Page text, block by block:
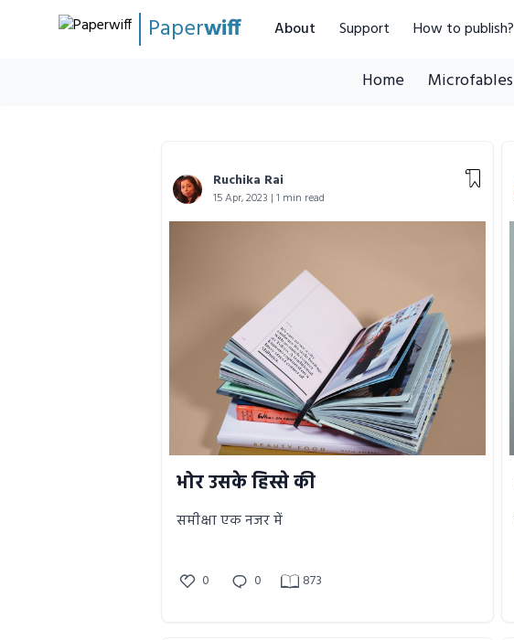
Paperwiff About Support How to publish?
Home Microfables
Ruchika Rai
15 Apr, 2023 | 1 min read
भोर उसके हिस्से की
समीक्षा एक नजर में
0 0 873